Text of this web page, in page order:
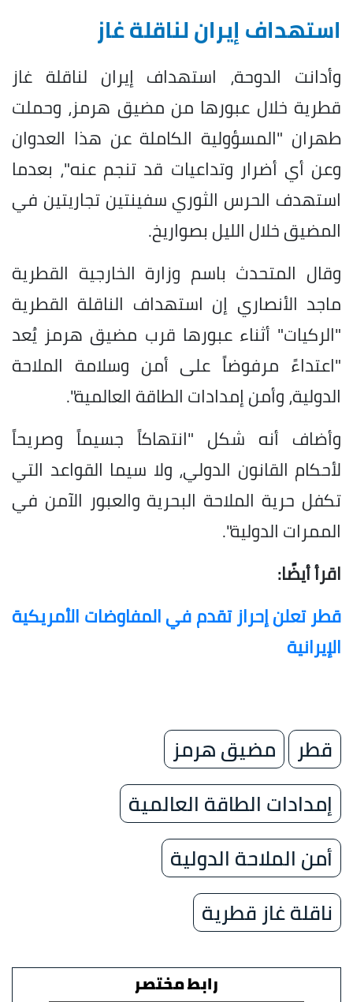
استهداف إيران لناقلة غاز
وأدانت الدوحة، استهداف إيران لناقلة غاز
قطرية خلال عبورها من مضيق هرمز، وحملت
طهران "المسؤولية الكاملة عن هذا العدوان
وعن أي أضرار وتداعيات قد تنجم عنه"، بعدما
استهدف الحرس الثوري سفينتين تجاريتين في
المضيق خلال الليل بصواريخ.
وقال المتحدث باسم وزارة الخارجية القطرية
ماجد الأنصاري إن استهداف الناقلة القطرية
"الركيات" أثناء عبورها قرب مضيق هرمز يُعد
"اعتداءً مرفوضاً على أمن وسلامة الملاحة
الدولية، وأمن إمدادات الطاقة العالمية".
وأضاف أنه شكل "انتهاكاً جسيماً وصريحاً
لأحكام القانون الدولي، ولا سيما القواعد التي
تكفل حرية الملاحة البحرية والعبور الآمن في
الممرات الدولية".
اقرأ أيضًا:
قطر تعلن إحراز تقدم في المفاوضات الأمريكية
الإيرانية
قطر
مضيق هرمز
إمدادات الطاقة العالمية
أمن الملاحة الدولية
ناقلة غاز قطرية
رابط مختصر